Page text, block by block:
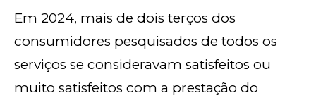
Em 2024, mais de dois terços dos
consumidores pesquisados de todos os
serviços se consideravam satisfeitos ou
muito satisfeitos com a prestação do